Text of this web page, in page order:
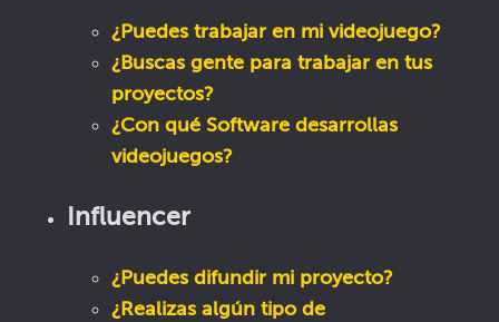
¿Puedes trabajar en mi videojuego?
¿Buscas gente para trabajar en tus
proyectos?
¿Con qué Software desarrollas
videojuegos?
Influencer
¿Puedes difundir mi proyecto?
¿Realizas algún tipo de